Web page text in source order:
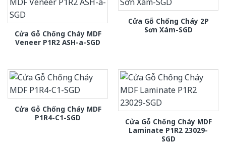
Cửa Gỗ Chống Cháy MDF
Veneer P1R2 ASH-a-SGD
Cửa Gỗ Chống Cháy 2P
Sơn Xám-SGD
Cửa Gỗ Chống Cháy MDF
P1R4-C1-SGD
Cửa Gỗ Chống Cháy MDF
Laminate P1R2 23029-
SGD